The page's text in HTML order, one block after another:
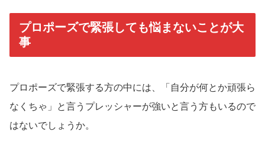
プロポーズで緊張しても悩まないことが大
事
プロポーズで緊張する方の中には、「自分が何とか頑張ら
なくちゃ」と言うプレッシャーが強いと言う方もいるので
はないでしょうか。